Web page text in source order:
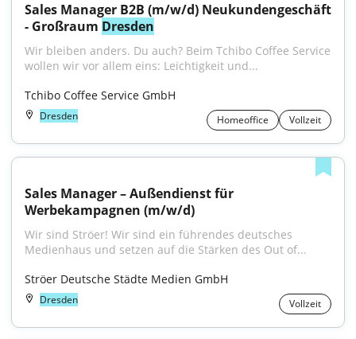
Sales Manager B2B (m/w/d) Neukundengeschäft
- Großraum Dresden
Wir bleiben anders. Du auch? Beim Tchibo Coffee Service
wollen wir vor allem eins: Leichtigkeit und...
Tchibo Coffee Service GmbH
Dresden Homeoffice Vollzeit
Sales Manager – Außendienst für
Werbekampagnen (m/w/d)
Wir sind Ströer! Wir sind ein führendes deutsches
Medienhaus und setzen auf die Stärken des Out of...
Ströer Deutsche Städte Medien GmbH
Dresden Vollzeit